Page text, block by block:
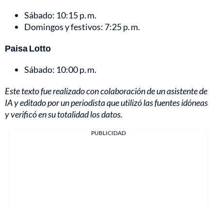
Sábado: 10:15 p. m.
Domingos y festivos: 7:25 p. m.
Paisa Lotto
Sábado: 10:00 p. m.
Este texto fue realizado con colaboración de un asistente de
IA y editado por un periodista que utilizó las fuentes idóneas
y verificó en su totalidad los datos.
PUBLICIDAD